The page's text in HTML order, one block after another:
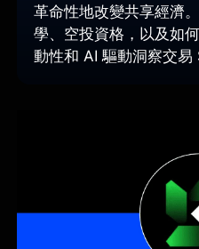
革命性地改變共享經濟
學、空投資格，以及如
動性和 AI 驅動洞察交易